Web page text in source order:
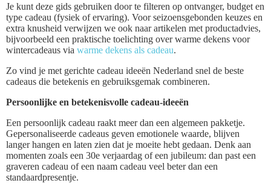
Je kunt deze gids gebruiken door te filteren op ontvanger, budget en
type cadeau (fysiek of ervaring). Voor seizoensgebonden keuzes en
extra knusheid verwijzen we ook naar artikelen met productadvies,
bijvoorbeeld een praktische toelichting over warme dekens voor
wintercadeaus via warme dekens als cadeau.
Zo vind je met gerichte cadeau ideeën Nederland snel de beste
cadeaus die betekenis en gebruiksgemak combineren.
Persoonlijke en betekenisvolle cadeau-ideeën
Een persoonlijk cadeau raakt meer dan een algemeen pakketje.
Gepersonaliseerde cadeaus geven emotionele waarde, blijven
langer hangen en laten zien dat je moeite hebt gedaan. Denk aan
momenten zoals een 30e verjaardag of een jubileum: dan past een
graveren cadeau of een naam cadeau veel beter dan een
standaardpresentje.